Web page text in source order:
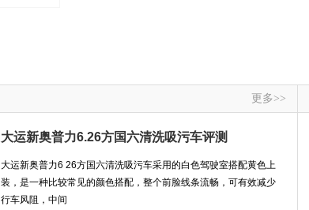
更多>>
大运新奥普力6.26方国六清洗吸污车评测
大运新奥普力6 26方国六清洗吸污车采用的白色驾驶室搭配黄色上
装，是一种比较常见的颜色搭配，整个前脸线条流畅，可有效减少
行车风阻，中间